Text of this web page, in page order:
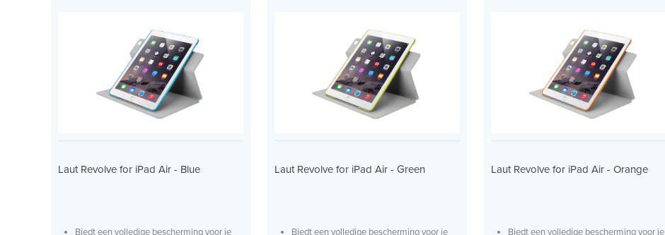
Laut Revolve for iPad Air - Blue
Biedt een volledige bescherming voor je
Laut Revolve for iPad Air - Green
Biedt een volledige bescherming voor je
Laut Revolve for iPad Air - Orange
Biedt een volledige bescherming voor je